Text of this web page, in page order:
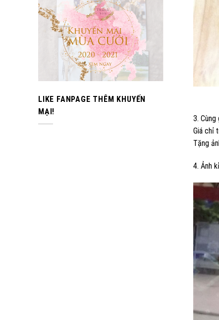
LIKE FANPAGE THÊM KHUYẾN
MẠI!
3.
Giá chỉ
Tặng
4. Ảnh